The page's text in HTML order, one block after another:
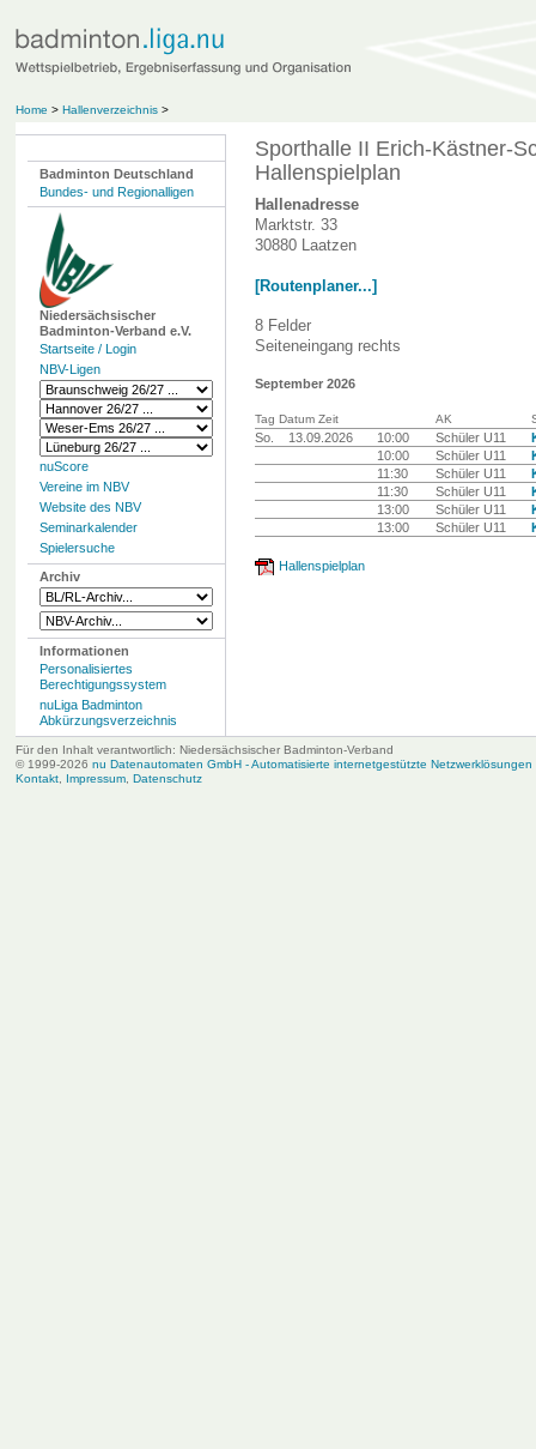
Home > Hallenverzeichnis>
Badminton Deutschland
Bundes- und Regionalligen
Niedersächsischer
Badminton-Verband e.V.
Startseite / Login
NBV-Ligen
nuScore
Vereine im NBV
Website des NBV
Seminarkalender
Spielersuche
Archiv
Informationen
Personalisiertes
Berechtigungssystem
nuLiga Badminton
Abkürzungsverzeichnis
Sporthalle II Erich-Kästner-
Hallenspielplan
Hallenadresse
Marktstr. 33
30880 Laatzen
[Routenplaner...]
8 Felder
Seiteneingang rechts
September 2026
Tag Datum Zeit AK
So. 13.09.2026 10:00 Schüler U11
10:00
Schüler U11
11:30
Schüler U11
11:30
Schüler U11
13:00
Schüler U11
13:00
Schüler U11
Hallenspielplan
Für den Inhalt verantwortlich: Niedersächsischer Badminton-Verband
© 1999-2026 nu Datenautomaten GmbH - Automatisierte internetgestützte Netzwerklösungen
Kontakt, Impressum, Datenschutz